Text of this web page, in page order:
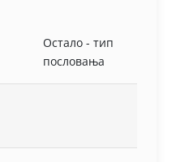
Остало - тип
пословања